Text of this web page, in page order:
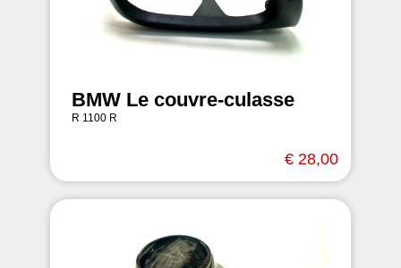
BMW Le couvre-culasse
R 1100 R
€ 28,00